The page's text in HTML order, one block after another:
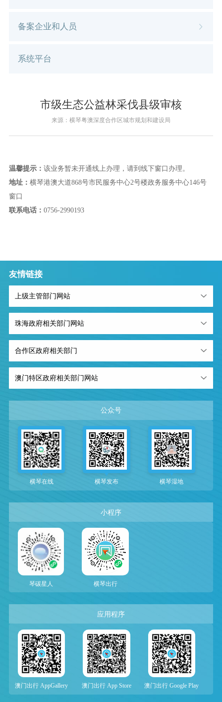
备案企业和人员
系统平台
市级生态公益林采伐县级审核
来源：横琴粤澳深度合作区城市规划和建设局
温馨提示： 该业务暂未开通线上办理，请到线下窗口办理。
地址： 横琴港澳大道868号市民服务中心2号楼政务服务中心146号
窗口
联系电话： 0756-2990193
友情链接
上级主管部门网站
珠海政府相关部门网站
合作区政府相关部门
澳门特区政府相关部门网站
公众号
横琴在线 横琴发布 横琴湿地
小程序
琴碳星人 横琴出行
应用程序
澳门出行 AppGallery 澳门出行 App Store 澳门出行 Google Play